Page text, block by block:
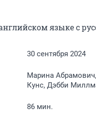
языке с
30 сентября 2024
Марина
Кунс, Дэбби
86 мин.